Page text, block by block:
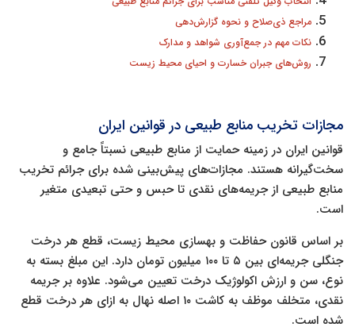
مراجع ذی‌صلاح و نحوه گزارش‌دهی
نکات مهم در جمع‌آوری شواهد و مدارک
روش‌های جبران خسارت و احیای محیط زیست
مجازات تخریب منابع طبیعی در قوانین ایران
قوانین ایران در زمینه حمایت از منابع طبیعی نسبتاً جامع و
سخت‌گیرانه هستند. مجازات‌های پیش‌بینی شده برای جرائم تخریب
منابع طبیعی از جریمه‌های نقدی تا حبس و حتی تبعیدی متغیر
است.
بر اساس قانون حفاظت و بهسازی محیط زیست، قطع هر درخت
جنگلی جریمه‌ای بین ۵ تا ۱۰۰ میلیون تومان دارد. این مبلغ بسته به
نوع، سن و ارزش اکولوژیک درخت تعیین می‌شود. علاوه بر جریمه
نقدی، متخلف موظف به کاشت ۱۰ اصله نهال به ازای هر درخت قطع
شده است.